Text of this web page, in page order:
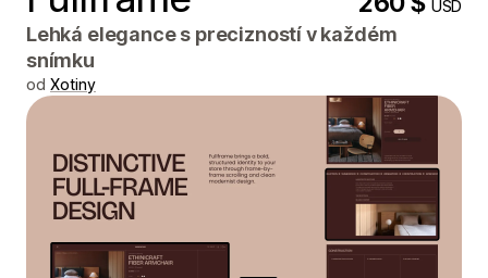
USD
Lehká elegance s precizností v každém
snímku
od Xotiny